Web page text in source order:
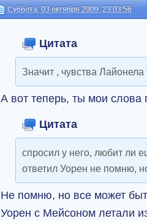
Суббота, 03 октября 2009, 23:03:56
Цитата
Значит , чувства
А вот теперь, ты мои
Цитата
спросил у него, любит ли
ответил Уорен не помню,
Не помню, но все может
Уорен с Мейсоном летали